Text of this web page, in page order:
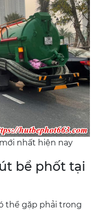
nhất hiện nay
bể phốt tại
thể gặp phải trong